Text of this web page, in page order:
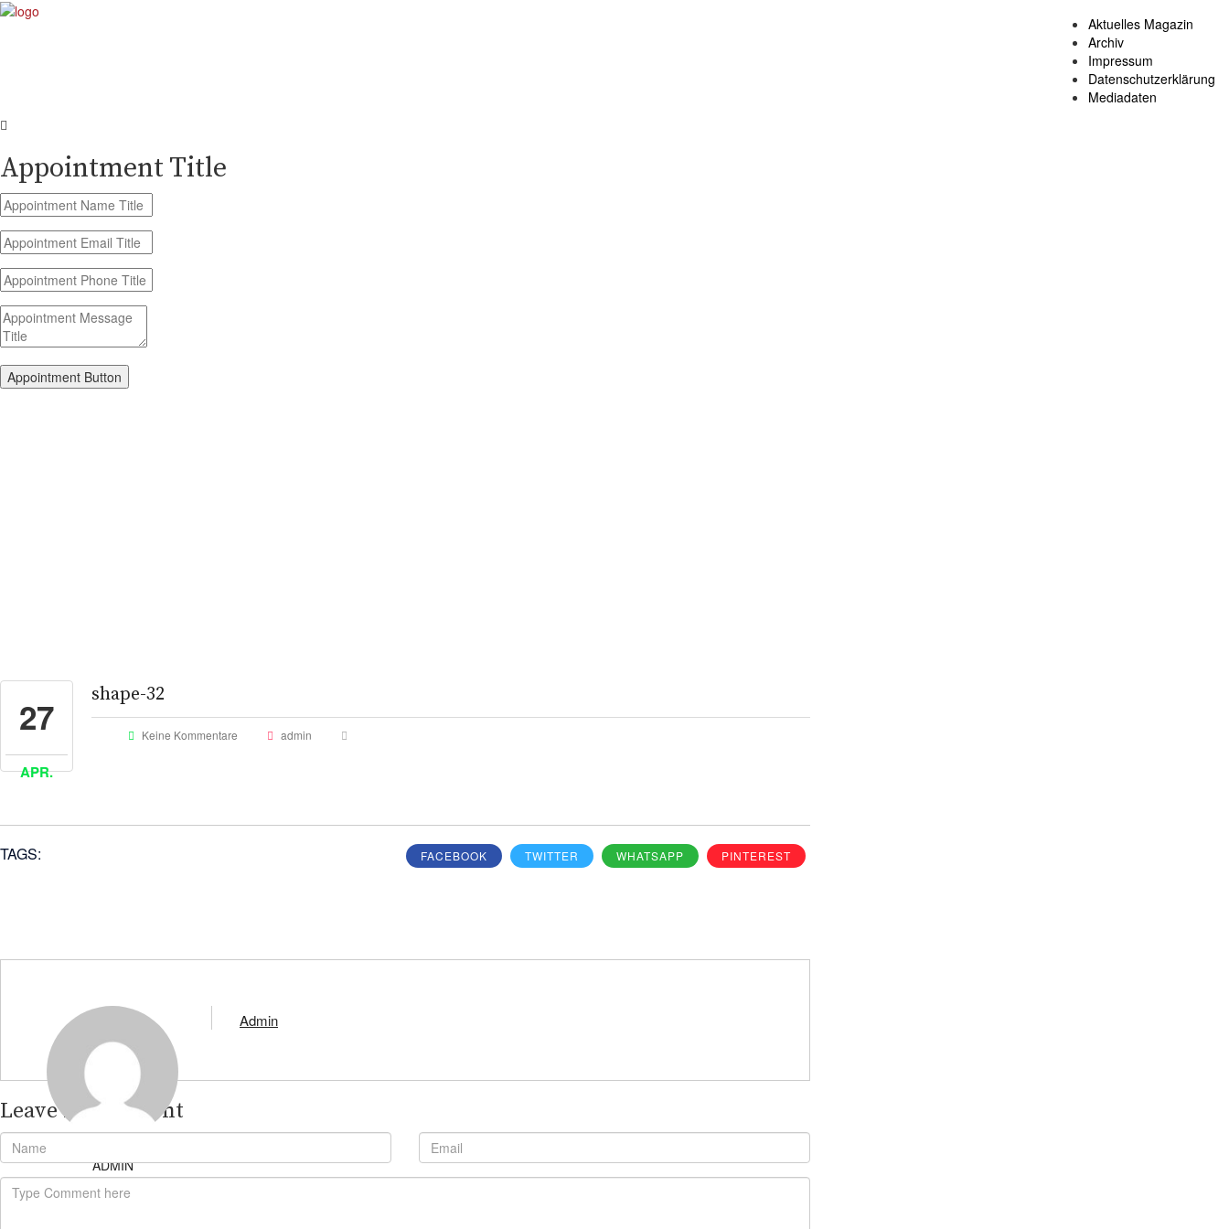
Aktuelles Magazin
Archiv
Impressum
Datenschutzerklärung
Mediadaten
Appointment Title
Appointment Button
27
APR.
shape-32
Keine Kommentare admin
TAGS: FACEBOOK TWITTER WHATSAPP PINTEREST
ADMIN
Admin
Leave A Comment